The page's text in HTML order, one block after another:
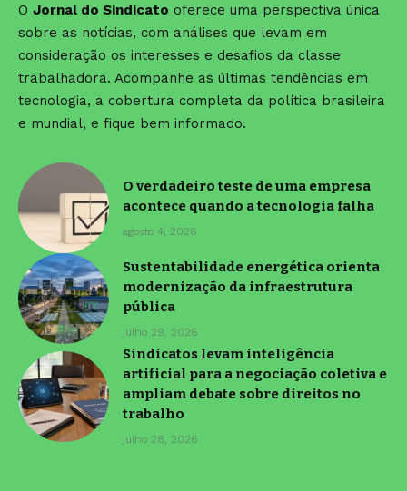
O Jornal do Sindicato oferece uma perspectiva única
sobre as notícias, com análises que levam em
consideração os interesses e desafios da classe
trabalhadora. Acompanhe as últimas tendências em
tecnologia, a cobertura completa da política brasileira
e mundial, e fique bem informado.
O verdadeiro teste de uma empresa
acontece quando a tecnologia falha
agosto 4, 2026
Sustentabilidade energética orienta
modernização da infraestrutura
pública
julho 29, 2026
Sindicatos levam inteligência
artificial para a negociação coletiva e
ampliam debate sobre direitos no
trabalho
julho 28, 2026